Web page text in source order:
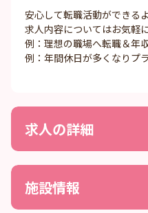
安心して転職活動ができる
求人内容についてはお気軽
例：理想の職場へ転職＆年
例：年間休日が多くなりプ
求人の詳細
施設情報